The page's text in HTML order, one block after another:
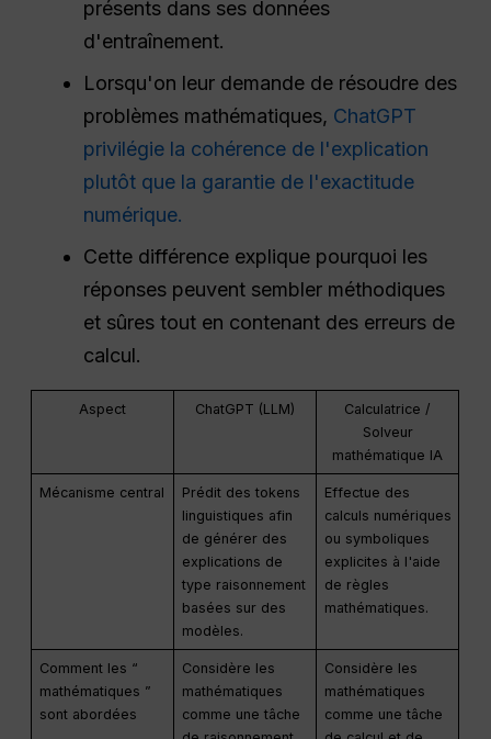
présents dans ses données
d'entraînement.
Lorsqu'on leur demande de résoudre des
problèmes mathématiques, ChatGPT
privilégie la cohérence de l'explication
plutôt que la garantie de l'exactitude
numérique.
Cette différence explique pourquoi les
réponses peuvent sembler méthodiques
et sûres tout en contenant des erreurs de
calcul.
Aspect ChatGPT (LLM)
Calculatrice /
Solveur
mathématique IA
Mécanisme central
Prédit des tokens
linguistiques afin
de générer des
explications de
type raisonnement
basées sur des
modèles.
Effectue des
calculs numériques
ou symboliques
explicites à l'aide
de règles
mathématiques.
Comment les “
mathématiques ”
sont abordées
Considère les
mathématiques
comme une tâche
Considère les
mathématiques
comme une tâche